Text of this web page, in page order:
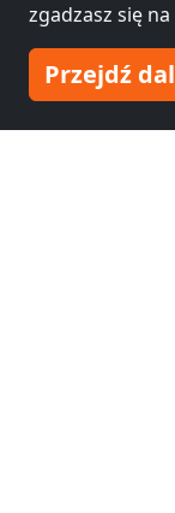
zgadzasz się
Przejdź